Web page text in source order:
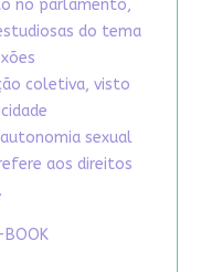
no parlamento,
do tema
coletiva, visto
sexual
aos direitos
BOOK